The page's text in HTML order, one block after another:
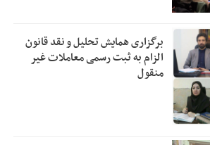
برگزاری همایش تحلیل و نقد قانون
الزام به ثبت رسمی معاملات غیر
منقول